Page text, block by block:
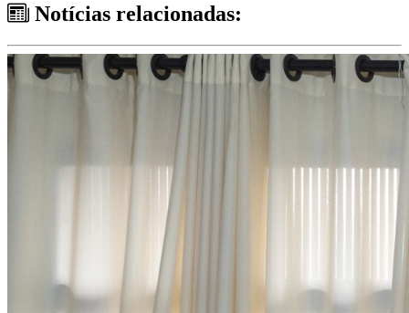
Notícias relacionadas: